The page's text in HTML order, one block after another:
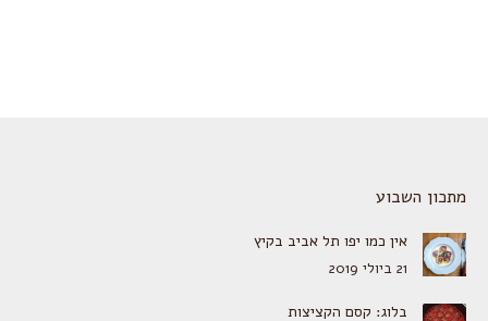
מתכון השבוע
אין כמו יפו תל אביב בקיץ
21 ביולי 2019
בלוג: קסם הקציצות